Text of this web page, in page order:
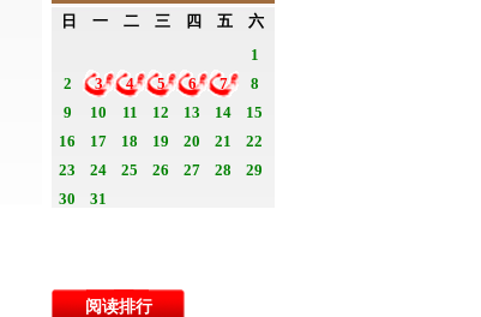
阅读排行